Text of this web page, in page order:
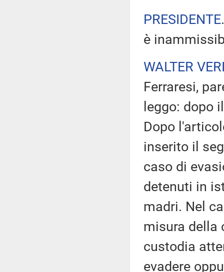
PRESIDENTE
è
WALTER
Ferraresi,
leggo: dopo
Dopo
inserito il
caso di
detenuti in
madri. Nel
misura della
custodia
evadere